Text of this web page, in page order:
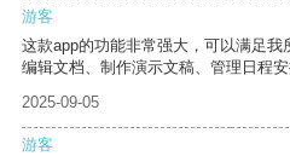
游客
这款app的功能非常强大，可以满足
编辑文档、制作演示文稿、管理日程安
2025-09-05
游客